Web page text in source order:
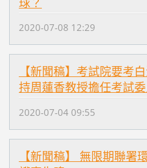
2020-07-08 12:29
【新聞稿】考試院要考
持周蓮香教授擔任考試
2020-07-04 09:55
【新聞稿】 無限期聯署